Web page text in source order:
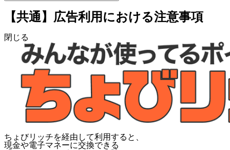
【共通】広告利用における注意事項
閉じる
ちょびリッチを経由して利用すると、
現金や電子マネーに交換できる